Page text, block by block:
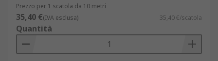
Prezzo per 1 scatola da 10 metri
35,40 €(IVA esclusa) 35,40 €/scatola
Quantità